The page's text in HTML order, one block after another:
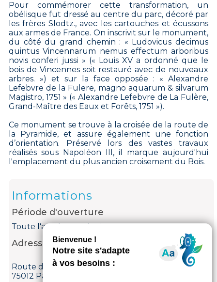
Pour commémorer cette transformation, un
obélisque fut dressé au centre du parc, décoré par
les frères Slodtz., avec les cartouches et écussons
aux armes de France. On inscrivit sur le monument,
du côté du grand chemin : « Ludovicus decimus
quintus Vincennarum nemus effectum arboribus
novis conferi jussi » (« Louis XV a ordonné que le
bois de Vincennes soit restauré avec de nouveaux
arbres. ») et sur la face opposée : « Alexandre
Lefebvre de la Fulere, magno aquarum & silvarum
Magistro, 1751 » (« Alexandre Lefebvre de La Fulère,
Grand-Maître des Eaux et Forêts, 1751 »).
Ce monument se trouve à la croisée de la route de
la Pyramide, et assure également une fonction
d’orientation. Préservé lors des vastes travaux
réalisés sous Napoléon III, il marque aujourd'hui
l'emplacement du plus ancien croisement du Bois.
Informations
Période d'ouverture
Toute l'année tous les jours.
Adresse
Route de la Pyramide
75012 Paris 12ème